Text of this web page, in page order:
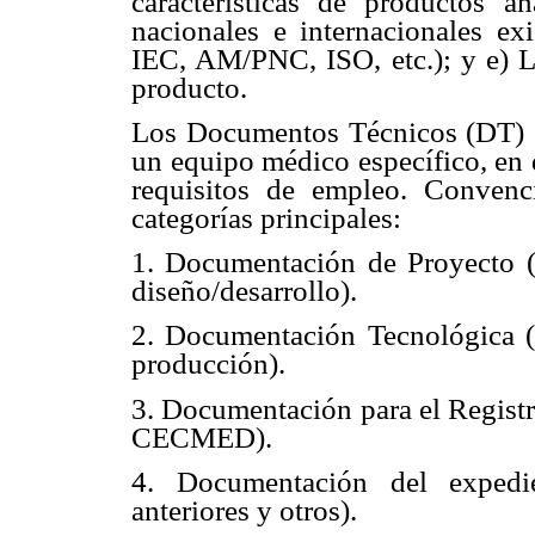
nacionales e internacionales
IEC, AM/PNC, ISO, etc.); y e)
producto.
Los Documentos Técnicos (DT)
un equipo médico específico,
requisitos de empleo.
categorías principales:
1. Documentación de Proyecto
diseño/desarrollo).
2. Documentación Tecnológica
producción).
3. Documentación para el
CECMED).
4. Documentación del
anteriores y otros).